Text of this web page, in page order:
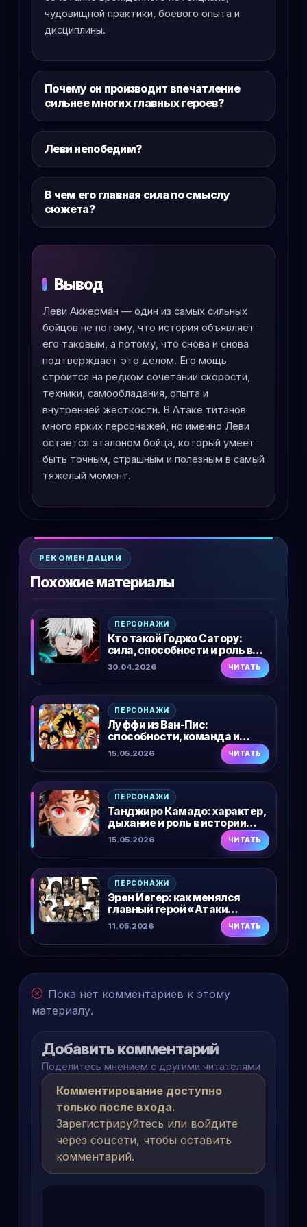
чудовищной практики, боевого опыта и
дисциплины.
Почему он производит впечатление
сильнее многих главных героев?
Леви непобедим?
В чем его главная сила по смыслу
сюжета?
Вывод
Леви Аккерман — один из самых сильных
бойцов не потому, что история объявляет
его таковым, а потому, что снова и снова
подтверждает это делом. Его мощь
строится на редком сочетании скорости,
техники, самообладания, опыта и
внутренней жесткости. В Атаке титанов
много ярких персонажей, но именно Леви
остается эталоном бойца, который умеет
быть точным, страшным и полезным в самый
тяжелый момент.
РЕКОМЕНДАЦИИ
Похожие материалы
ПЕРСОНАЖИ
Кто такой Годжо Сатору:
сила, способности и роль в
сюжете
30.04.2026 ЧИТАТЬ
ПЕРСОНАЖИ
Луффи из Ван-Пис:
способности, команда и
мечта героя
15.05.2026 ЧИТАТЬ
ПЕРСОНАЖИ
Танджиро Камадо: характер,
дыхание и роль в истории
«Клинка, рассекающего
демонов»
15.05.2026 ЧИТАТЬ
ПЕРСОНАЖИ
Эрен Йегер: как менялся
главный герой «Атаки
титанов»
11.05.2026 ЧИТАТЬ
Пока нет комментариев к этому
материалу.
Добавить комментарий
Поделитесь мнением с другими читателями
Комментирование доступно
только после входа.
Зарегистрируйтесь или войдите
через соцсети, чтобы оставить
комментарий.